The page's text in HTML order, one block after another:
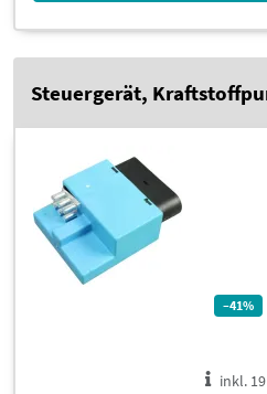
Steuergerät,
–41%
inkl.